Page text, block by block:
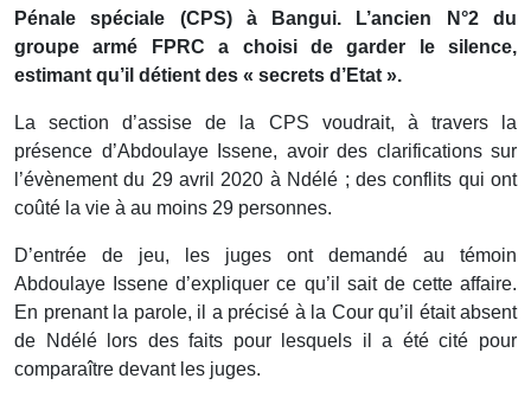
Pénale spéciale (CPS) à Bangui. L’ancien N°2 du
groupe armé FPRC a choisi de garder le silence,
estimant qu’il détient des « secrets d’Etat ».
La section d’assise de la CPS voudrait, à travers la
présence d’Abdoulaye Issene, avoir des clarifications sur
l’évènement du 29 avril 2020 à Ndélé ; des conflits qui ont
coûté la vie à au moins 29 personnes.
D’entrée de jeu, les juges ont demandé au témoin
Abdoulaye Issene d’expliquer ce qu’il sait de cette affaire.
En prenant la parole, il a précisé à la Cour qu’il était absent
de Ndélé lors des faits pour lesquels il a été cité pour
comparaître devant les juges.